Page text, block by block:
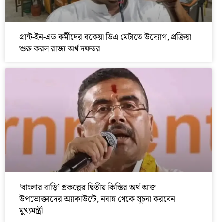
গ্রান্ট-ইন-এড কর্মীদের বকেয়া ডিএ মেটাতে উদ্যোগ, প্রক্রিয়া
শুরু করল রাজ্য অর্থ দফতর
‘বাংলার বাড়ি’ প্রকল্পের দ্বিতীয় কিস্তির অর্থ আজ
উপভোক্তাদের অ্যাকাউন্টে, নবান্ন থেকে সূচনা করবেন
মুখ্যমন্ত্রী